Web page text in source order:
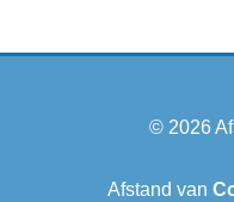
© 2026
Afstand van